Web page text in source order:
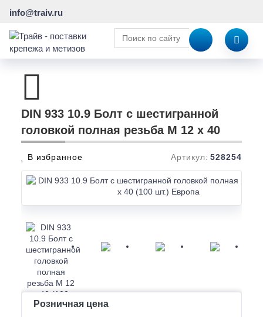
info@traiv.ru
DIN 933 10.9 Болт с шестигранной
головкой полная резьба M 12 x 40
В избранное Артикул: 528254
Розничная цена